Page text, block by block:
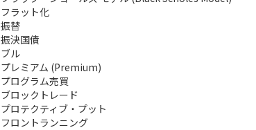
フラット化
振替
振決国債
ブル
プレミアム (Premium)
プログラム売買
ブロックトレード
プロテクティブ・プット
フロントランニング